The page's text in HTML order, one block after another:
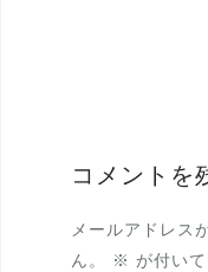
コメントを
メールアドレス
ん。
※ が付い